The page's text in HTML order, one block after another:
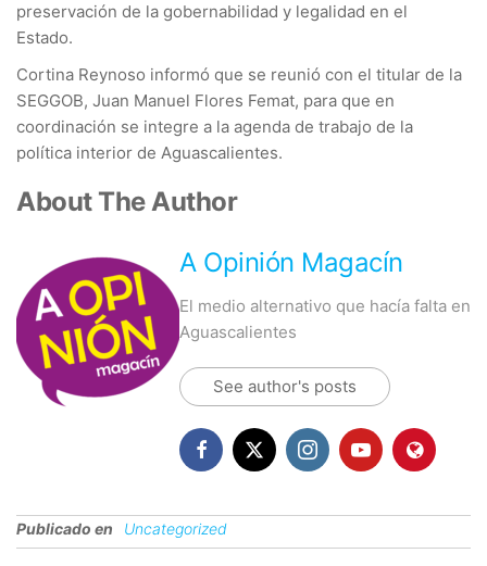
preservación de la gobernabilidad y legalidad en el
Estado.
Cortina Reynoso informó que se reunió con el titular de la
SEGGOB, Juan Manuel Flores Femat, para que en
coordinación se integre a la agenda de trabajo de la
política interior de Aguascalientes.
About The Author
A Opinión Magacín
El medio alternativo que hacía falta en
Aguascalientes
See author's posts
Publicado en Uncategorized